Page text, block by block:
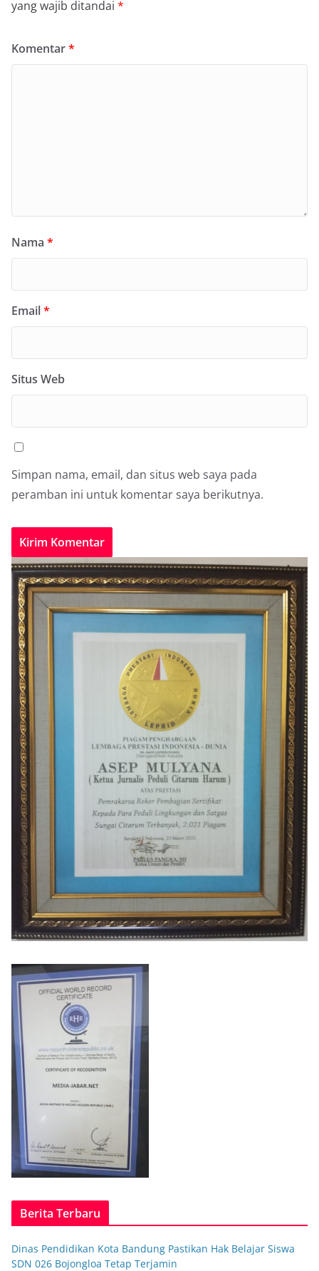
yang wajib ditandai *
Komentar*
Nama *
Email*
Situs Web
Simpan nama, email, dan situs web saya pada
peramban ini untuk komentar saya berikutnya.
Berita Terbaru
Dinas Pendidikan Kota Bandung Pastikan Hak Belajar Siswa
SDN 026 Bojongloa Tetap Terjamin